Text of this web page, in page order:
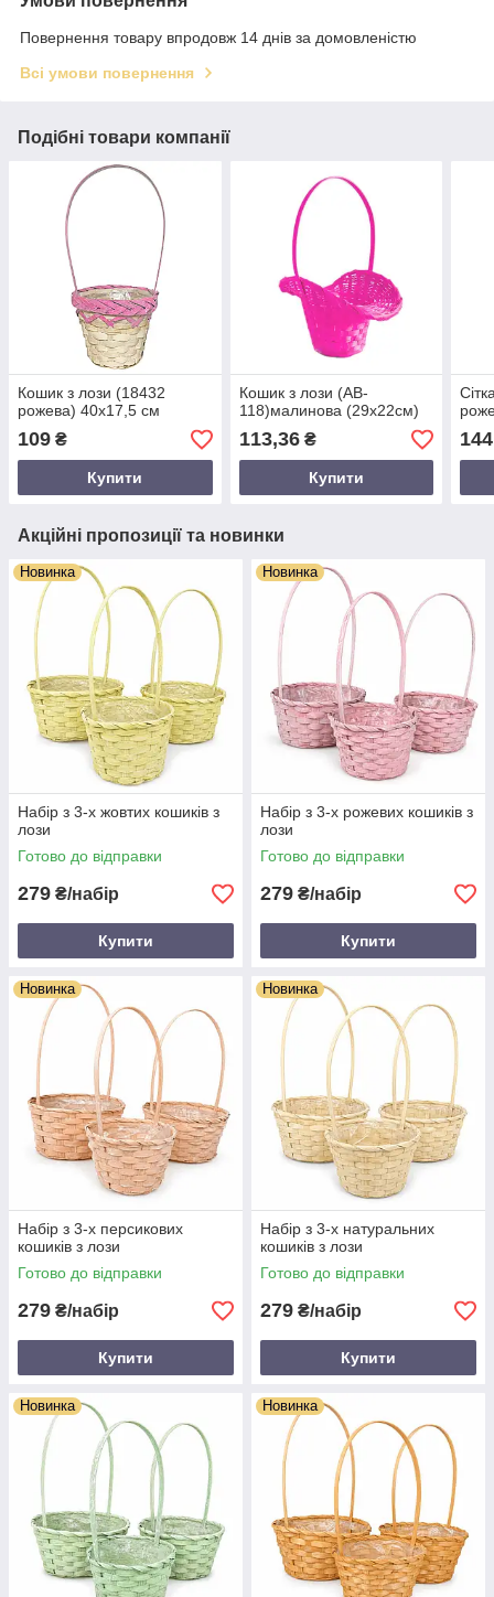
Повернення товару впродовж 14 днів за домовленістю
Всі умови повернення
Подібні товари компанії
Кошик з лози (18432
рожева) 40х17,5 см
109 ₴
Купити
Кошик з лози (AB-
118)малинова (29х22см)
113,36₴
Купити
Акційні пропозиції та новинки
Новинка
Набір з 3-х жовтих кошиків з
лози
Готово до відправки
279 ₴/набір
Купити
Новинка
Набір з 3-х рожевих кошиків з
лози
Готово до відправки
279 ₴/набір
Купити
Новинка
Набір з 3-х персикових
кошиків з лози
Готово до відправки
279 ₴/набір
Купити
Новинка
Набір з 3-х натуральних
кошиків з лози
Готово до відправки
279 ₴/набір
Купити
Новинка Новинка